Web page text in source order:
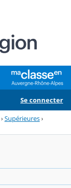
Se connecter
›Supérieures›